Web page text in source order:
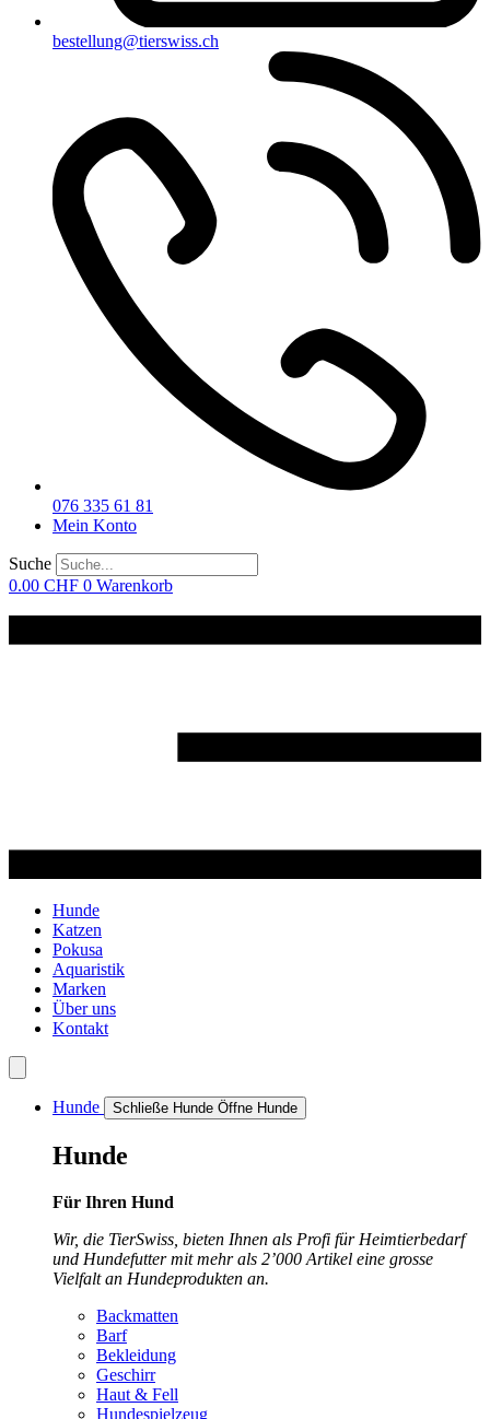
bestellung@tierswiss.ch
076 335 61 81
Mein Konto
Suche
0.00 CHF 0 Warenkorb
Hunde
Katzen
Pokusa
Aquaristik
Marken
Über uns
Kontakt
Hunde Schließe Hunde Öffne Hunde
Hunde
Für Ihren Hund
Wir, die TierSwiss, bieten Ihnen als Profi für Heimtierbedarf
und Hundefutter mit mehr als 2’000 Artikel eine grosse
Vielfalt an Hundeprodukten an.
Backmatten
Barf
Bekleidung
Geschirr
Haut & Fell
Hundespielzeug